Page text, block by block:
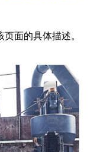
面的具体描述。